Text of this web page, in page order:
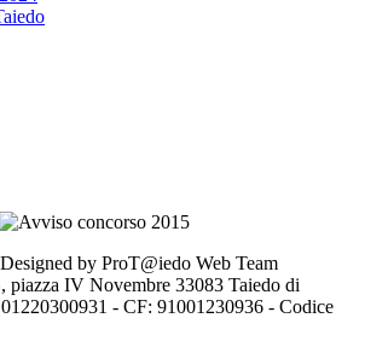
by ProT@iedo Web Team
piazza IV Novembre 33083 Taiedo di
- CF: 91001230936 - Codice